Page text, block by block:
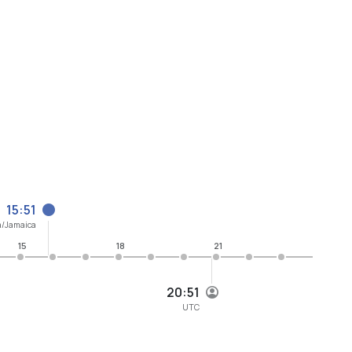
20:51
UTC
15:51
Jamaica
15 18 21